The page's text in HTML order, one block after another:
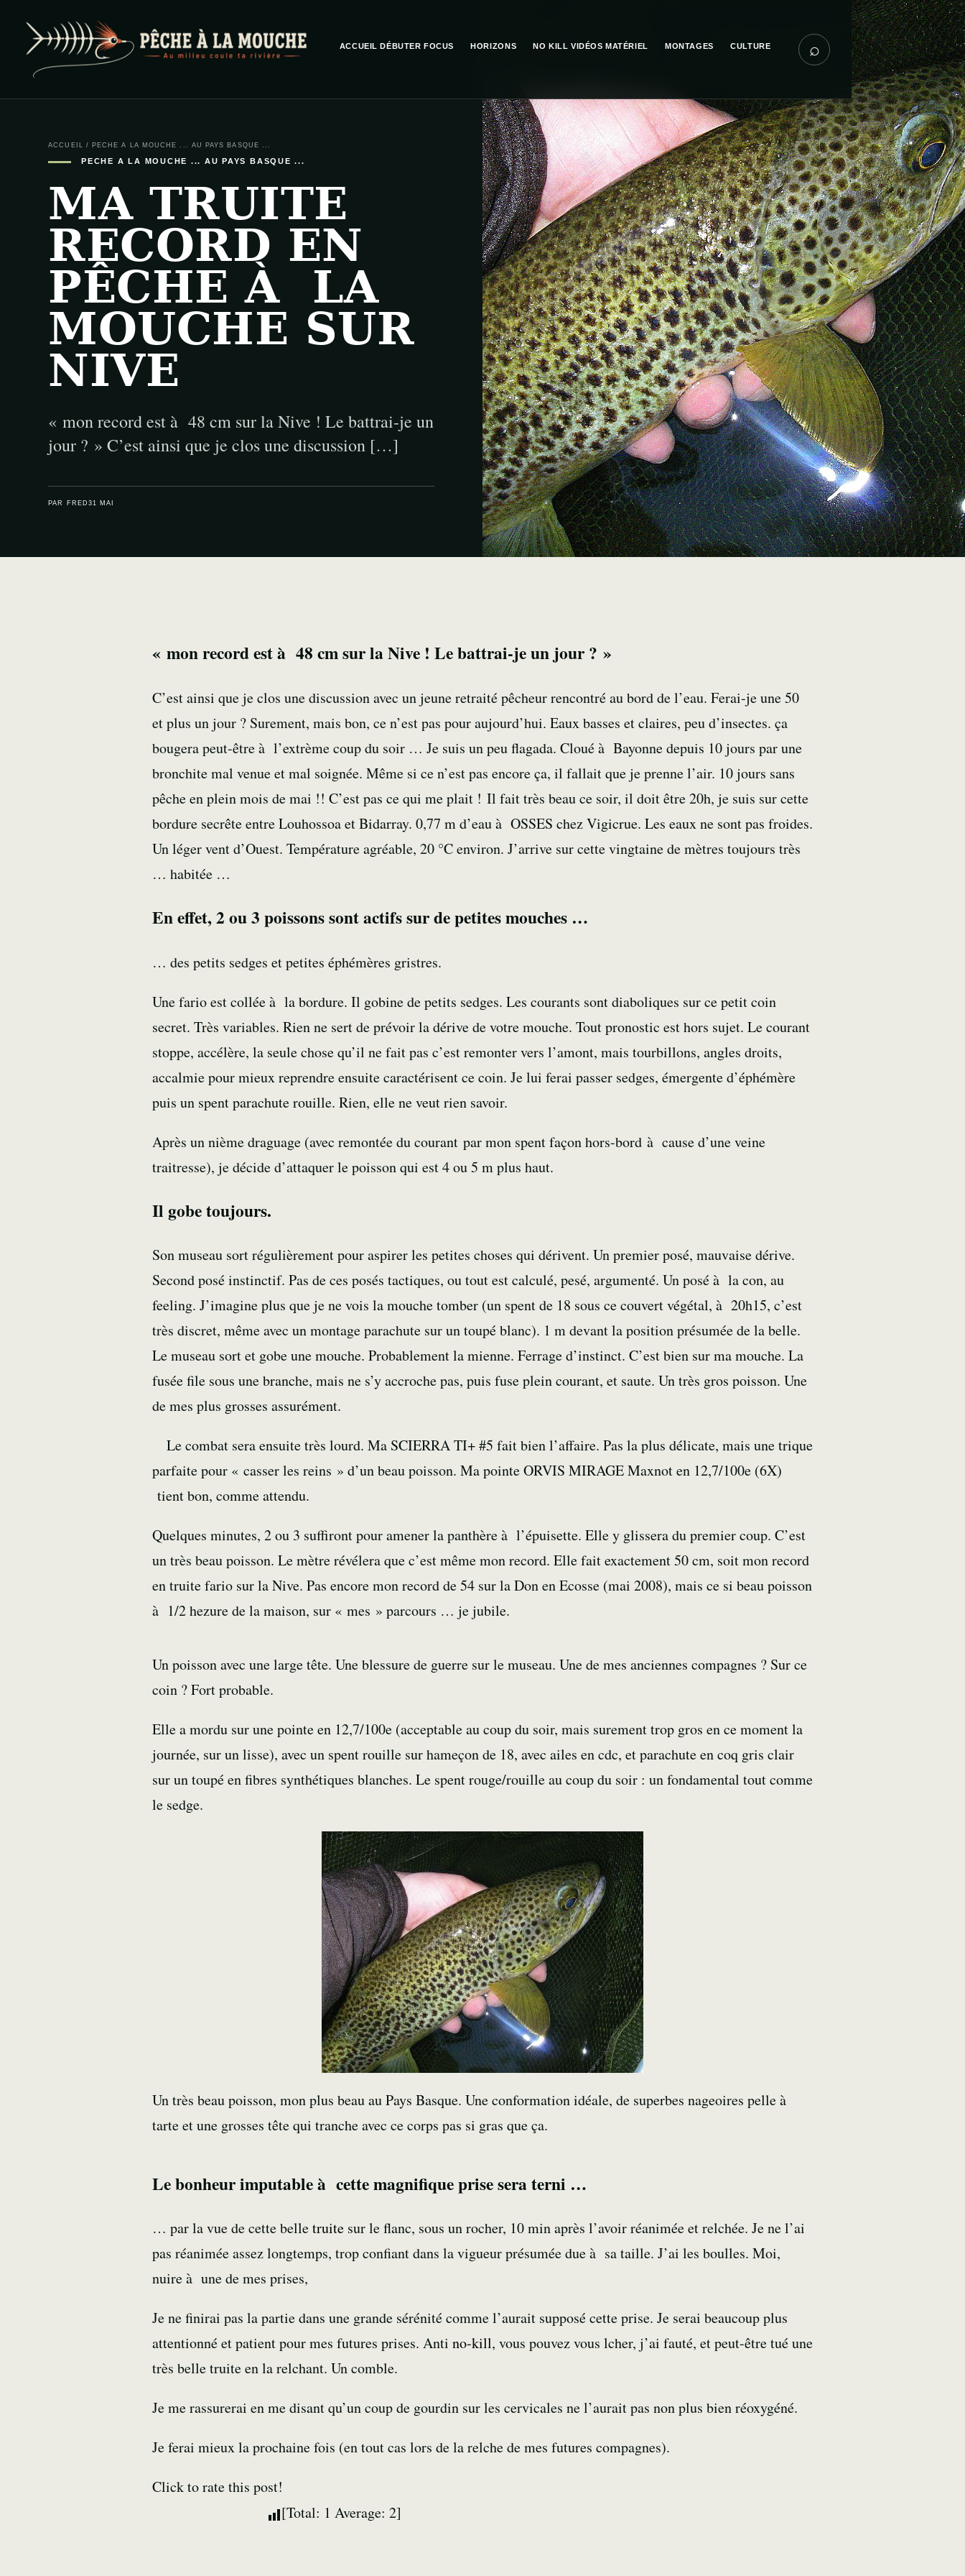
PECHE A LA MOUCHE
ACCUEIL DÉBUTER FOCUS HORIZONS NO KILL VIDÉOS MATÉRIEL MONTAGES CULTURE ⌕
ACCUEIL / PECHE A LA MOUCHE ... AU PAYS BASQUE ...
PECHE A LA MOUCHE ... AU PAYS BASQUE ...
MA TRUITE
RECORD EN
PÊCHE À LA
MOUCHE SUR
NIVE
« mon record est à 48 cm sur la Nive ! Le battrai-je un
jour ? » C’est ainsi que je clos une discussion […]
PAR FRED 31 MAI
« mon record est à 48 cm sur la Nive ! Le battrai-je un jour ? »
C’est ainsi que je clos une discussion avec un jeune retraité pêcheur rencontré au bord de l’eau. Ferai-je une 50
et plus un jour ? Surement, mais bon, ce n’est pas pour aujourd’hui. Eaux basses et claires, peu d’insectes. ça
bougera peut-être à l’extrème coup du soir … Je suis un peu flagada. Cloué à Bayonne depuis 10 jours par une
bronchite mal venue et mal soignée. Même si ce n’est pas encore ça, il fallait que je prenne l’air. 10 jours sans
pêche en plein mois de mai !! C’est pas ce qui me plait ! Il fait très beau ce soir, il doit être 20h, je suis sur cette
bordure secrête entreLouhossoaetBidarray. 0,77 m d’eau à OSSES chezVigicrue. Les eaux ne sont pas froides.
Un léger vent d’Ouest. Température agréable, 20 °C environ. J’arrive sur cette vingtaine de mètres toujours très
… habitée …
En effet, 2 ou 3 poissons sont actifs sur de petites mouches …
… des petits sedges et petites éphémères gristres.
Unefarioest collée à la bordure. Il gobine de petits sedges. Les courants sont diaboliques sur ce petit coin
secret. Très variables. Rien ne sert de prévoir la dérive de votremouche. Tout pronostic est hors sujet. Le courant
stoppe, accélère, la seule chose qu’il ne fait pas c’est remonter vers l’amont, mais tourbillons, angles droits,
accalmie pour mieux reprendre ensuite caractérisent ce coin. Je lui ferai passer sedges, émergented’éphémère
puis un spent parachute rouille. Rien, elle ne veut rien savoir.
Après un nièmedraguage (avec remontée du courant par mon spent façon hors-bord à cause d’une veine
traitresse), je décide d’attaquer le poisson qui est 4 ou 5 m plus haut.
Il gobe toujours.
Son museau sort régulièrement pour aspirer les petites choses qui dérivent. Un premier posé, mauvaise dérive.
Second posé instinctif. Pas de ces posés tactiques, ou tout est calculé, pesé, argumenté. Un posé à la con, au
feeling. J’imagine plus que je ne vois la mouche tomber (un spentde 18 sous ce couvert végétal, à 20h15, c’est
très discret, même avec un montage parachute sur un toupé blanc). 1 m devant la position présumée de la belle.
Le museau sort et gobe une mouche. Probablement la mienne. Ferraged’instinct. C’est bien sur ma mouche. La
fusée file sous une branche, mais ne s’y accroche pas, puis fuse plein courant, et saute. Un très gros poisson. Une
de mes plus grosses assurément.
Le combat sera ensuite très lourd. Ma SCIERRA TI+ #5 fait bien l’affaire. Pas la plus délicate, mais une trique
parfaite pour « casser les reins » d’un beau poisson. Ma pointeORVIS MIRAGE Maxnoten 12,7/100e (6X)
tient bon, comme attendu.
Quelques minutes, 2 ou 3 suffiront pour amener la panthère à l’épuisette. Elle y glissera du premier coup. C’est
un très beau poisson. Le mètre révélera que c’est même mon record. Elle fait exactement 50 cm, soit mon record
en truite fario sur laNive. Pas encore mon record de 54 sur la Don en Ecosse (mai 2008), mais ce si beau poisson
à 1/2 hezure de la maison, sur « mes » parcours … je jubile.
Un poisson avec une large tête. Une blessure de guerre sur le museau. Une de mes anciennes compagnes ? Sur ce
coin ? Fort probable.
Elle a mordu sur une pointe en 12,7/100e (acceptable aucoup du soir, mais surement trop gros en ce moment la
journée, sur un lisse), avec un spent rouille sur hameçon de 18, avec ailes en cdc, et parachute en coq gris clair
sur un toupé en fibres synthétiques blanches. Le spent rouge/rouille aucoup du soir : un fondamental tout comme
le sedge.
Un très beau poisson, mon plus beau au Pays Basque. Une conformation idéale, de superbes nageoires pelle à
tarte et une grosses tête qui tranche avec ce corps pas si gras que ça.
Le bonheur imputable à cette magnifique prise sera terni …
… par la vue de cette belletruite sur le flanc, sous un rocher, 10 min après l’avoir réanimée et relchée. Je ne l’ai
pas réanimée assez longtemps, trop confiant dans la vigueur présumée due à sa taille. J’ai les boulles. Moi,
nuire à une de mes prises,
Je ne finirai pas la partie dans une grande sérénité comme l’aurait supposé cette prise. Je serai beaucoup plus
attentionné et patient pour mes futures prises. Anti no-kill, vous pouvez vous lcher, j’ai fauté, et peut-être tué une
très belle truite en la relchant. Un comble.
Je me rassurerai en me disant qu’un coup de gourdin sur les cervicales ne l’aurait pas non plus bien réoxygéné.
Je ferai mieux la prochaine fois (en tout cas lors de la relche de mes futures compagnes).
Click to rate this post!
[Total: 1 Average: 2]